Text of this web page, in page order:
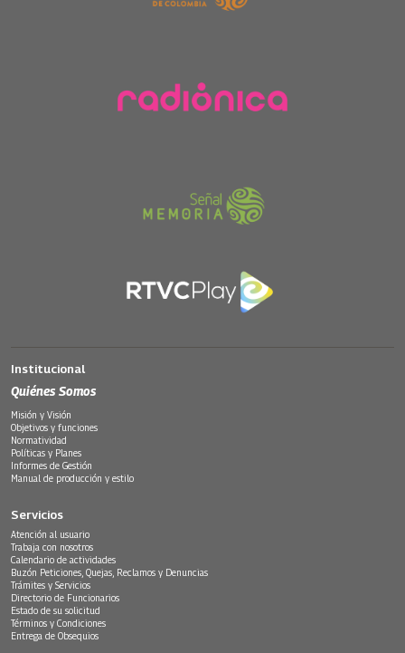
Institucional
Quiénes Somos
Misión y Visión
Objetivos y funciones
Normatividad
Políticas y Planes
Informes de Gestión
Manual de producción y estilo
Servicios
Atención al usuario
Trabaja con nosotros
Calendario de actividades
Buzón Peticiones, Quejas, Reclamos y Denuncias
Trámites y Servicios
Directorio de Funcionarios
Estado de su solicitud
Términos y Condiciones
Entrega de Obsequios